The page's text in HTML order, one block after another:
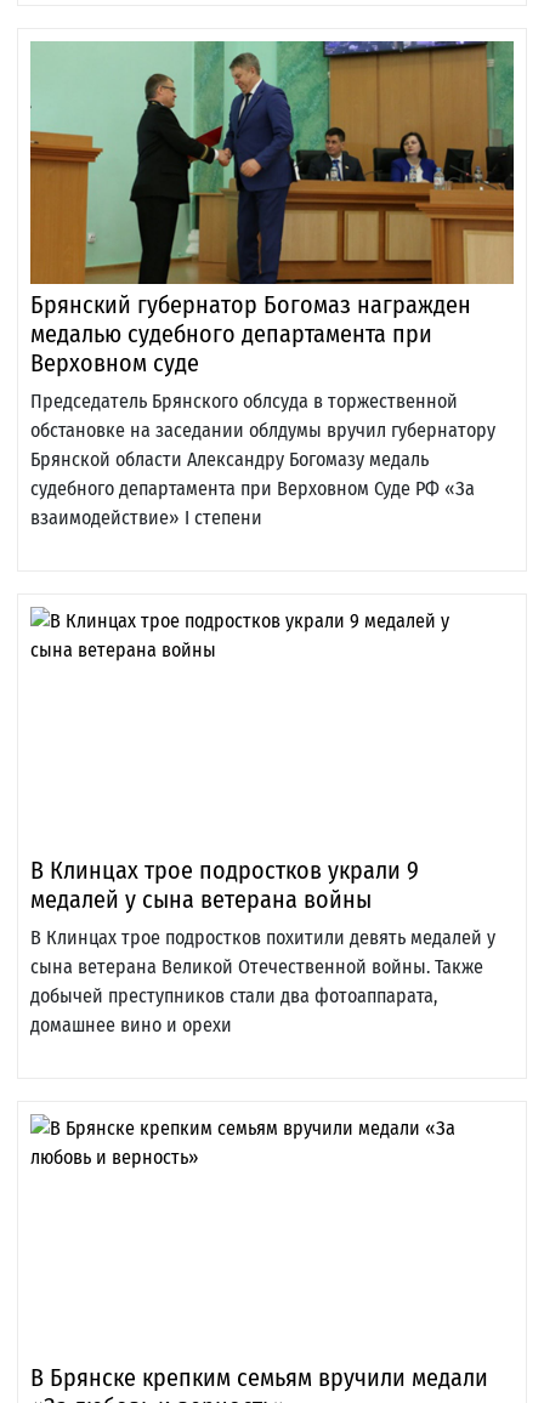
Брянский губернатор Богомаз награжден
медалью судебного департамента при
Верховном суде
Председатель Брянского облсуда в торжественной
обстановке на заседании облдумы вручил губернатору
Брянской области Александру Богомазу медаль
судебного департамента при Верховном Суде РФ «За
взаимодействие» I степени
В Клинцах трое подростков украли 9
медалей у сына ветерана войны
В Клинцах трое подростков похитили девять медалей у
сына ветерана Великой Отечественной войны. Также
добычей преступников стали два фотоаппарата,
домашнее вино и орехи
В Брянске крепким семьям вручили медали